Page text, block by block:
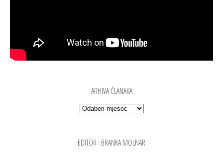
ARHIVA ČLANAKA
Arhiva članaka
EDITOR : BRANKA MOLNAR